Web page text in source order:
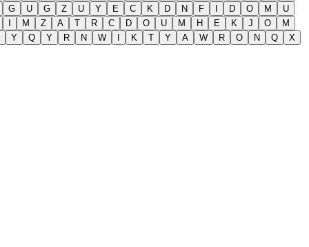
G U G Z U Y E C K D N F I D O M
U
I M Z A T R C D O U M H E K J O
M
Y Q Y R N W I K T Y A W R O N Q
X